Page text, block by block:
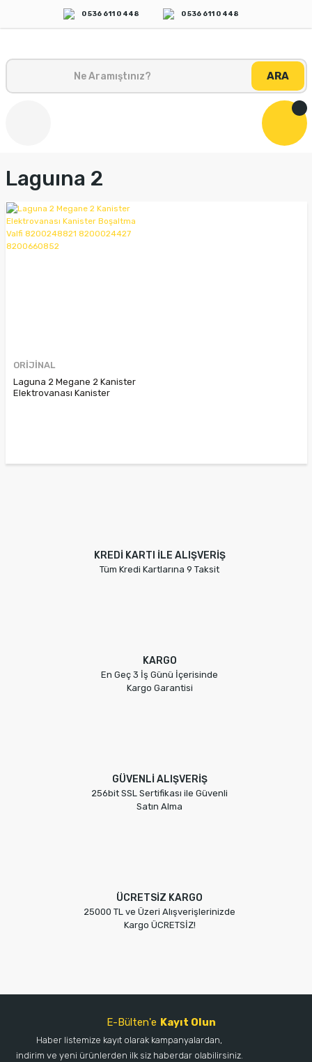
0 536 611 0 448 0 536 611 0 448
ARA
Laguına 2
ORİJİNAL
Laguna 2 Megane 2 Kanister
Elektrovanası Kanister
KREDİ KARTI İLE ALIŞVERİŞ
Tüm Kredi Kartlarına 9 Taksit
KARGO
En Geç 3 İş Günü İçerisinde
Kargo Garantisi
GÜVENLİ ALIŞVERİŞ
256bit SSL Sertifikası ile Güvenli
Satın Alma
ÜCRETSİZ KARGO
25000 TL ve Üzeri Alışverişlerinizde
Kargo ÜCRETSİZ!
E-Bülten'e Kayıt Olun
Haber listemize kayıt olarak kampanyalardan,
indirim ve yeni ürünlerden ilk siz haberdar olabilirsiniz.